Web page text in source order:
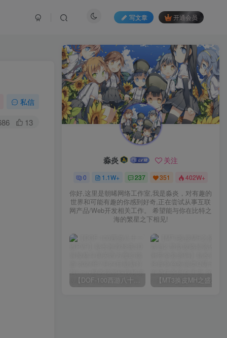
写文章 开通会员
私信
13
淼炎 关注
0 1.1W+ 237 351 402W+
你好,这里是朝晞网络工作室,我是淼炎，对有趣的
世界和可能有趣的你感到好奇,正在尝试从事互联
网产品/Web开发相关工作。 希望能与你在比特之
海的繁星之下相见!
【DOF-100西游八十一难PVF】站长推荐经典3D冒险格斗闯关西方魔幻端游-2024年7月24日最新打包Linux服务端源码视频架设教程-等级补丁-配套完整客户端！